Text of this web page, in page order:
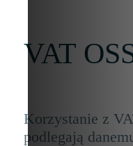
VAT
Korzystanie z
podlegają